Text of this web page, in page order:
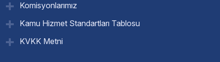
Komisyonlarımız
Kamu Hizmet Standartları Tablosu
KVKK Metni